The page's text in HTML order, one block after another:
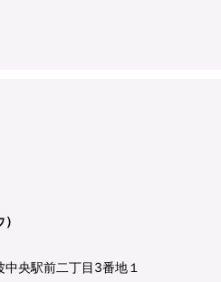
央駅前二丁目3番地１